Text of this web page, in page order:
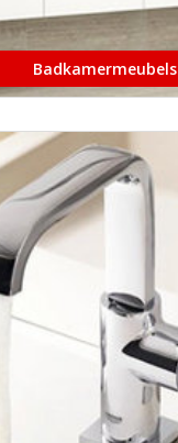
Badkamermeubels